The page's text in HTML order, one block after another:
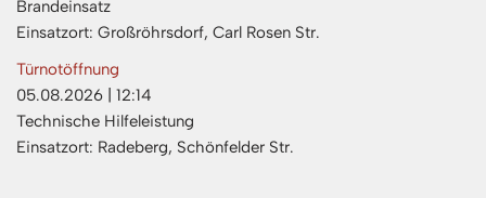
Brandeinsatz
Einsatzort: Großröhrsdorf, Carl Rosen Str.
Türnotöffnung
05.08.2026
12:14
Technische Hilfeleistung
Einsatzort: Radeberg, Schönfelder Str.